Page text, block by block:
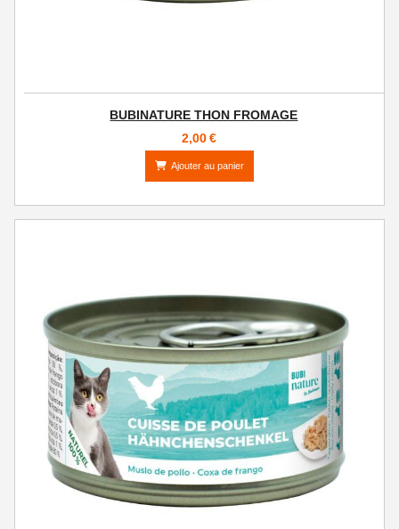
BUBINATURE THON FROMAGE
2,00€
Ajouter au panier